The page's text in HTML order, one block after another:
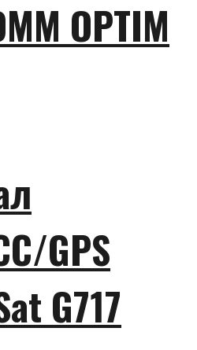
OPTIM
GPS
G717